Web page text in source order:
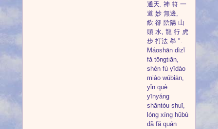
通天, 神 符 一
道 妙 無邊,
飲 卻 陰陽 山
頭 水, 龍 行 虎
步 打法 拳 ".
Máoshān dìzǐ
fǎ tōngtiān,
shén fú yīdào
miào wúbiān,
yǐn què
yīnyáng
shāntóu shuǐ,
lóng xíng hǔbù
dǎ fǎ quán